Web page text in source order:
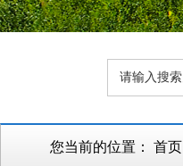
您当前的位置： 首页